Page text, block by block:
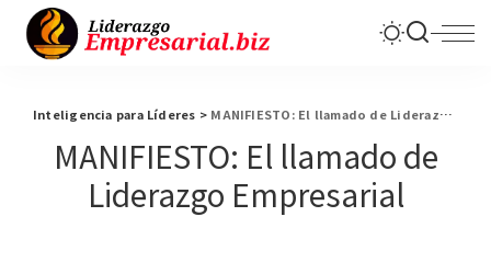
Inteligencia para Líderes > MANIFIESTO: El llamado de Liderazgo Empresarial
MANIFIESTO: El llamado de
Liderazgo Empresarial